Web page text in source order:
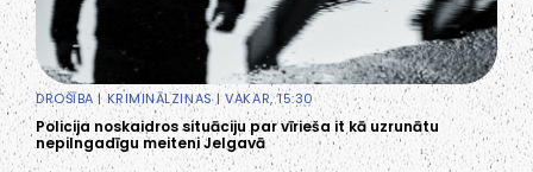
DROŠĪBA |KRIMINĀLZIŅAS| VAKAR, 15:30
Policija noskaidros situāciju par vīrieša it kā uzrunātu
nepilngadīgu meiteni Jelgavā